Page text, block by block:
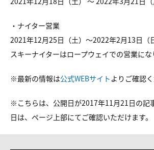
・ナイター営業
2021年12月25日（土）～2022年2月13日（
スキーナイターはロープウェイでの営業にな
※最新の情報は公式WEBサイトよりご確認く
※こちらは、公開日が2017年11月21日の記
日は、ページ上部にてご確認いただけます。